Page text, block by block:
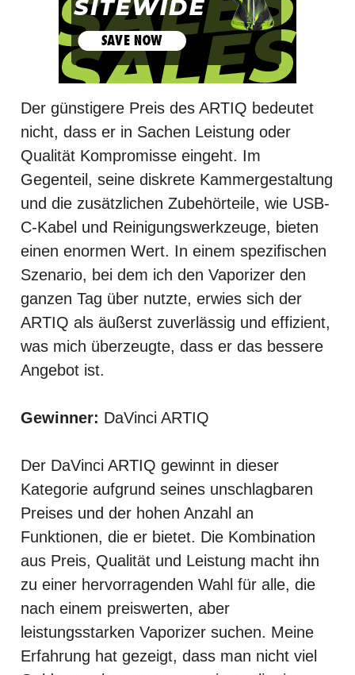
Der günstigere Preis des ARTIQ bedeutet
nicht, dass er in Sachen Leistung oder
Qualität Kompromisse eingeht. Im
Gegenteil, seine diskrete Kammergestaltung
und die zusätzlichen Zubehörteile, wie USB-
C-Kabel und Reinigungswerkzeuge, bieten
einen enormen Wert. In einem spezifischen
Szenario, bei dem ich den Vaporizer den
ganzen Tag über nutzte, erwies sich der
ARTIQ als äußerst zuverlässig und effizient,
was mich überzeugte, dass er das bessere
Angebot ist.
Gewinner: DaVinci ARTIQ
Der DaVinci ARTIQ gewinnt in dieser
Kategorie aufgrund seines unschlagbaren
Preises und der hohen Anzahl an
Funktionen, die er bietet. Die Kombination
aus Preis, Qualität und Leistung macht ihn
zu einer hervorragenden Wahl für alle, die
nach einem preiswerten, aber
leistungsstarken Vaporizer suchen. Meine
Erfahrung hat gezeigt, dass man nicht viel